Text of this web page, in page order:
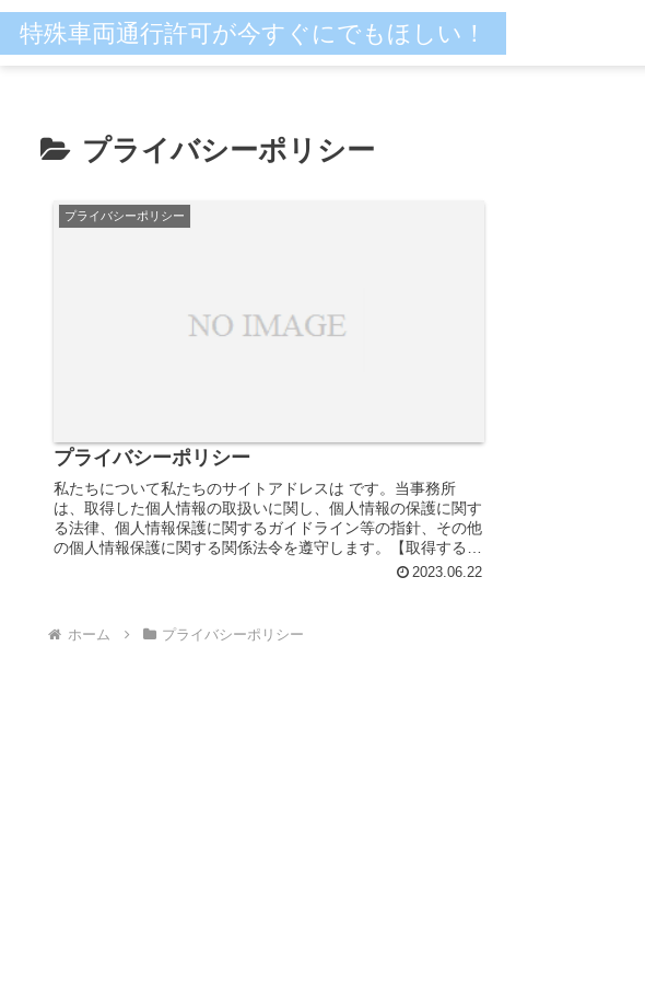
特殊車両通行許可が今すぐにでもほしい！
プライバシーポリシー
プライバシーポリシー
プライバシーポリシー
私たちについて私たちのサイトアドレスは です。当事務所
は、取得した個人情報の取扱いに関し、個人情報の保護に関す
る法律、個人情報保護に関するガイドライン等の指針、その他
の個人情報保護に関する関係法令を遵守します。【取得する情
2023.06.22
ホーム プライバシーポリシー